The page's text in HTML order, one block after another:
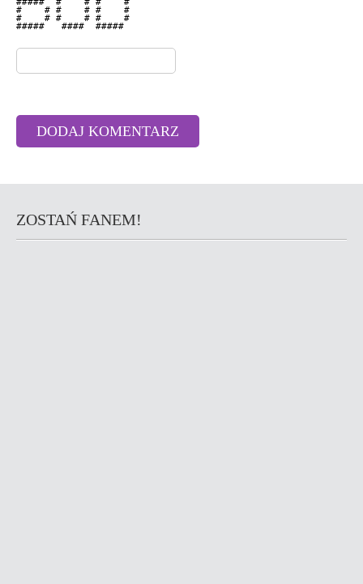
#####  #    # #    #
#    # #    # #    #
#    # #    # #    #
#####   ####  #####
ZOSTAŃ FANEM!